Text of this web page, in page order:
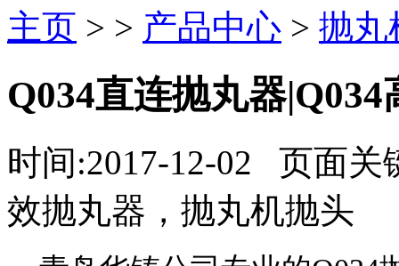
主页 > > 产品中心 > 抛丸
Q034直连抛丸器
时间:2017-12-02 页面关
效抛丸器，抛丸机抛头